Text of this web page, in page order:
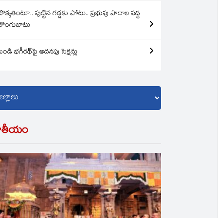
పుట్టిన గడ్డకు పోటు.. ప్రభువు పాదాల వద్ద
భగీరథ్‌పై అదనపు సెక్షన్లు